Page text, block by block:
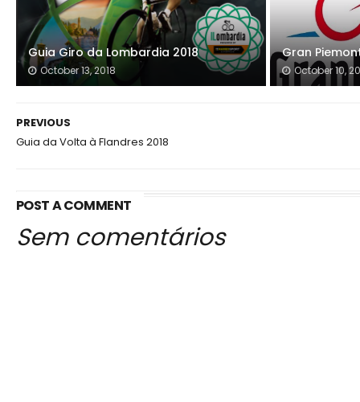
Guia Giro da Lombardia 2018
October 13, 2018
Gran
October 10,
PREVIOUS
Guia da Volta à Flandres 2018
POST A COMMENT
Sem comentários